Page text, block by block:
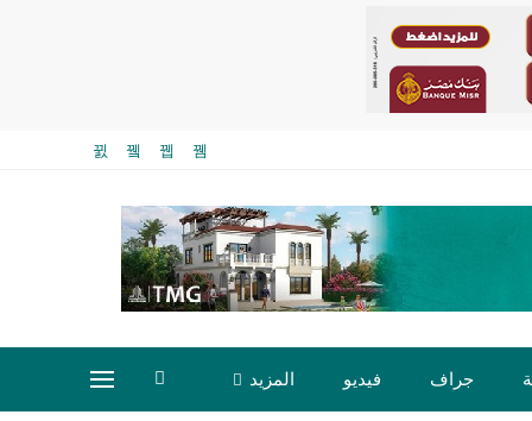
جراف فيديو المزيد